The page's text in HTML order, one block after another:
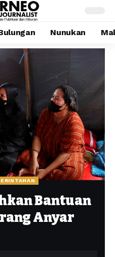
Nunukan
Bantuan
Anyar